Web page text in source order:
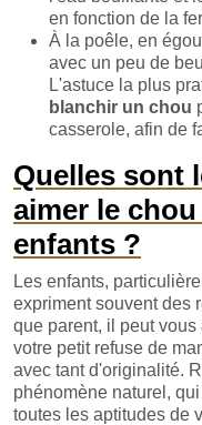
en fonction de la
À la poêle, en
avec un peu de
L'astuce la plus
blanchir un chou
casserole, afin de
Quelles sont
aimer le
enfants ?
Les enfants,
expriment souvent des
que parent, il peut
votre petit refuse de
avec tant d'originalité.
phénomène naturel,
toutes les aptitudes de